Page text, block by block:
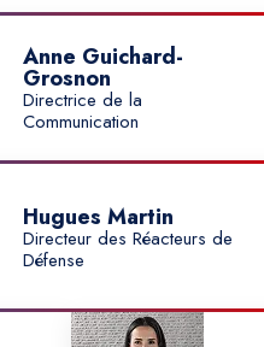
Anne Guichard-
Grosnon
Directrice de la
Communication
Hugues Martin
Directeur des Réacteurs de
Défense